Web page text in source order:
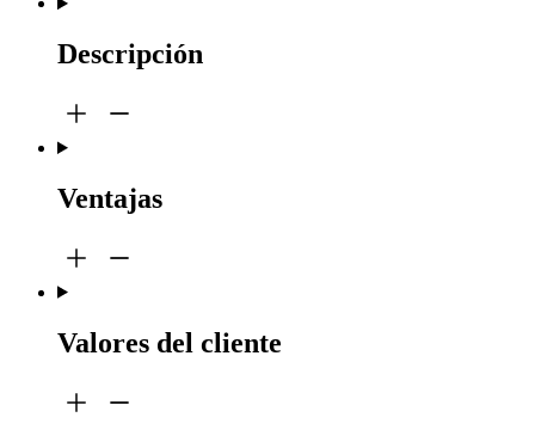
Descripción
Ventajas
Valores del cliente